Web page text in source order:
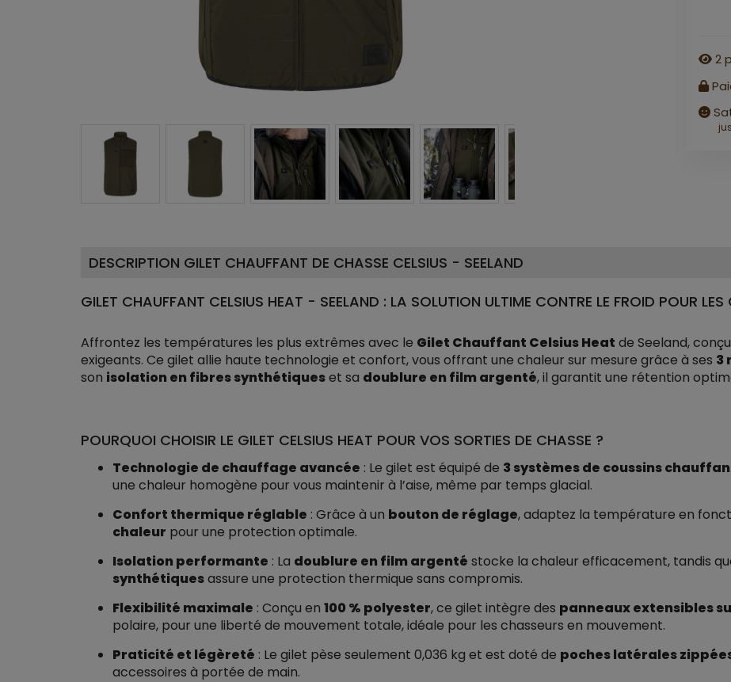
2
DESCRIPTION GILET CHAUFFANT DE CHASSE CELSIUS - SEELAND
GILET CHAUFFANT CELSIUS HEAT - SEELAND : LA SOLUTION ULTIME CONTRE LE FROID POUR LES
Affrontez les températures les plus extrêmes avec le Gilet Chauffant Celsius Heat de Seeland,
exigeants. Ce gilet allie haute technologie et confort, vous offrant une chaleur sur mesure grâce à ses 3
son isolation en fibres synthétiqueset sa doublure en film argenté, il garantit une rétention
POURQUOI CHOISIR LE GILET CELSIUS HEAT POUR VOS SORTIES DE CHASSE ?
Technologie de chauffage avancée : Le gilet est équipé de 3 systèmes de coussins
une chaleur homogène pour vous maintenir à l’aise, même par temps glacial.
Confort thermique réglable : Grâce à un bouton de réglage, adaptez la température en
chaleur pour une protection optimale.
Isolation performante : La doublure en film argenté stocke la chaleur efficacement, tandis
synthétiquesassure une protection thermique sans compromis.
Flexibilité maximale : Conçu en 100 % polyester, ce gilet intègre des panneaux extensibles
polaire, pour une liberté de mouvement totale, idéale pour les chasseurs en mouvement.
Praticité et légèreté : Le gilet pèse seulement 0,036 kg et est doté de poches latérales
accessoires à portée de main.